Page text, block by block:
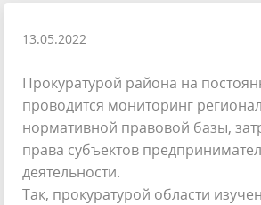
13.05.2022
Прокуратурой района на
проводится мониторинг
нормативной правовой базы,
права субъектов
деятельности.
Так, прокуратурой области